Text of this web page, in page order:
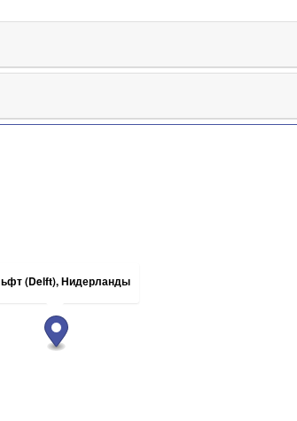
(Delft), Нидерланды